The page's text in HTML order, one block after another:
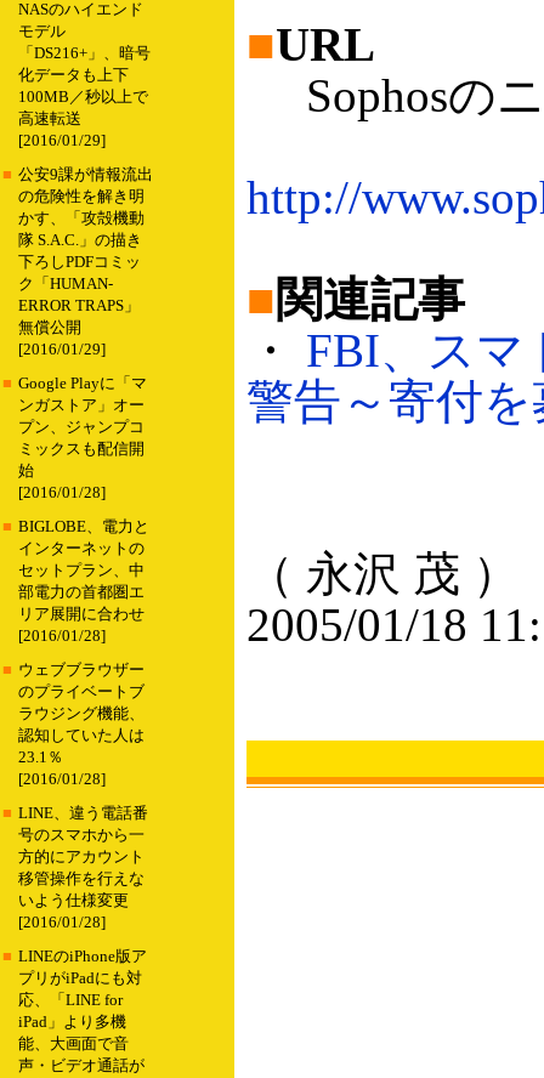
NASのハイエンド
モデル
「DS216+」、暗号
化データも上下
100MB／秒以上で
高速転送
[2016/01/29]
■ 公安9課が情報流出
の危険性を解き明
かす、「攻殻機動
隊 S.A.C.」の描き
下ろしPDFコミッ
ク「HUMAN-
ERROR TRAPS」
無償公開
[2016/01/29]
■ Google Playに「マ
ンガストア」オー
プン、ジャンプコ
ミックスも配信開
始
[2016/01/28]
■ BIGLOBE、電力と
インターネットの
セットプラン、中
部電力の首都圏エ
リア展開に合わせ
[2016/01/28]
■ ウェブブラウザー
のプライベートブ
ラウジング機能、
認知していた人は
23.1％
[2016/01/28]
■ LINE、違う電話番
号のスマホから一
方的にアカウント
移管操作を行えな
いよう仕様変更
[2016/01/28]
■ LINEのiPhone版ア
プリがiPadにも対
応、「LINE for
iPad」より多機
能、大画面で音
声・ビデオ通話が
■URL
Sophosの
http://
■関連記事
・ FBI、スマ
警告～寄付を
（ 永沢 茂 ）
2005/01/18